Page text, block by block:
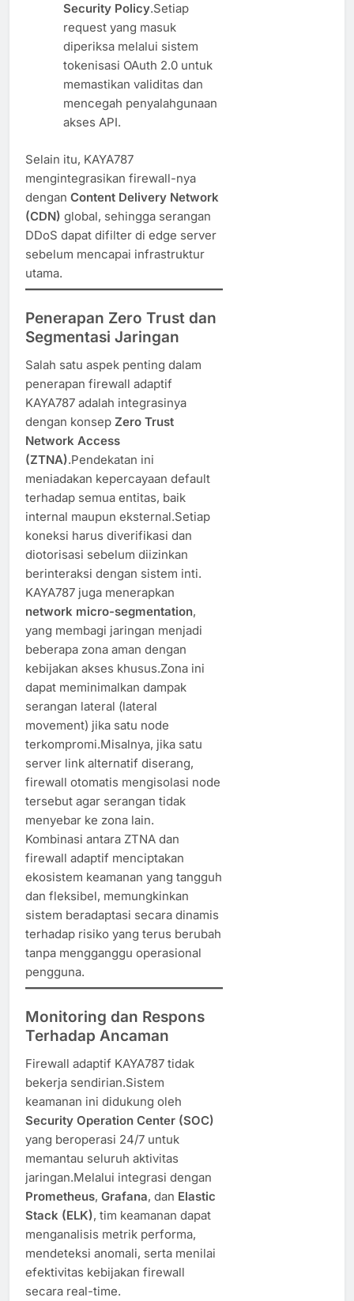
Security Policy.Setiap
request yang masuk
diperiksa melalui sistem
tokenisasi OAuth 2.0 untuk
memastikan validitas dan
mencegah penyalahgunaan
akses API.
Selain itu, KAYA787
mengintegrasikan firewall-nya
dengan Content Delivery Network
(CDN) global, sehingga serangan
DDoS dapat difilter di edge server
sebelum mencapai infrastruktur
utama.
Penerapan Zero Trust dan
Segmentasi Jaringan
Salah satu aspek penting dalam
penerapan firewall adaptif
KAYA787 adalah integrasinya
dengan konsep Zero Trust
Network Access
(ZTNA).Pendekatan ini
meniadakan kepercayaan default
terhadap semua entitas, baik
internal maupun eksternal.Setiap
koneksi harus diverifikasi dan
diotorisasi sebelum diizinkan
berinteraksi dengan sistem inti.
KAYA787 juga menerapkan
network micro-segmentation,
yang membagi jaringan menjadi
beberapa zona aman dengan
kebijakan akses khusus.Zona ini
dapat meminimalkan dampak
serangan lateral (lateral
movement) jika satu node
terkompromi.Misalnya, jika satu
server link alternatif diserang,
firewall otomatis mengisolasi node
tersebut agar serangan tidak
menyebar ke zona lain.
Kombinasi antara ZTNA dan
firewall adaptif menciptakan
ekosistem keamanan yang tangguh
dan fleksibel, memungkinkan
sistem beradaptasi secara dinamis
terhadap risiko yang terus berubah
tanpa mengganggu operasional
pengguna.
Monitoring dan Respons
Terhadap Ancaman
Firewall adaptif KAYA787 tidak
bekerja sendirian.Sistem
keamanan ini didukung oleh
Security Operation Center (SOC)
yang beroperasi 24/7 untuk
memantau seluruh aktivitas
jaringan.Melalui integrasi dengan
Prometheus, Grafana, dan Elastic
Stack (ELK), tim keamanan dapat
menganalisis metrik performa,
mendeteksi anomali, serta menilai
efektivitas kebijakan firewall
secara real-time.